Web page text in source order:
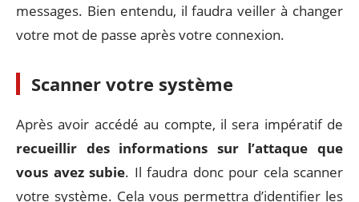
messages. Bien entendu, il faudra veiller à changer
votre mot de passe après votre connexion.
Scanner votre système
Après avoir accédé au compte, il sera impératif de
recueillir des informations sur l’attaque que
vous avez subie. Il faudra donc pour cela scanner
votre système. Cela vous permettra d’identifier les